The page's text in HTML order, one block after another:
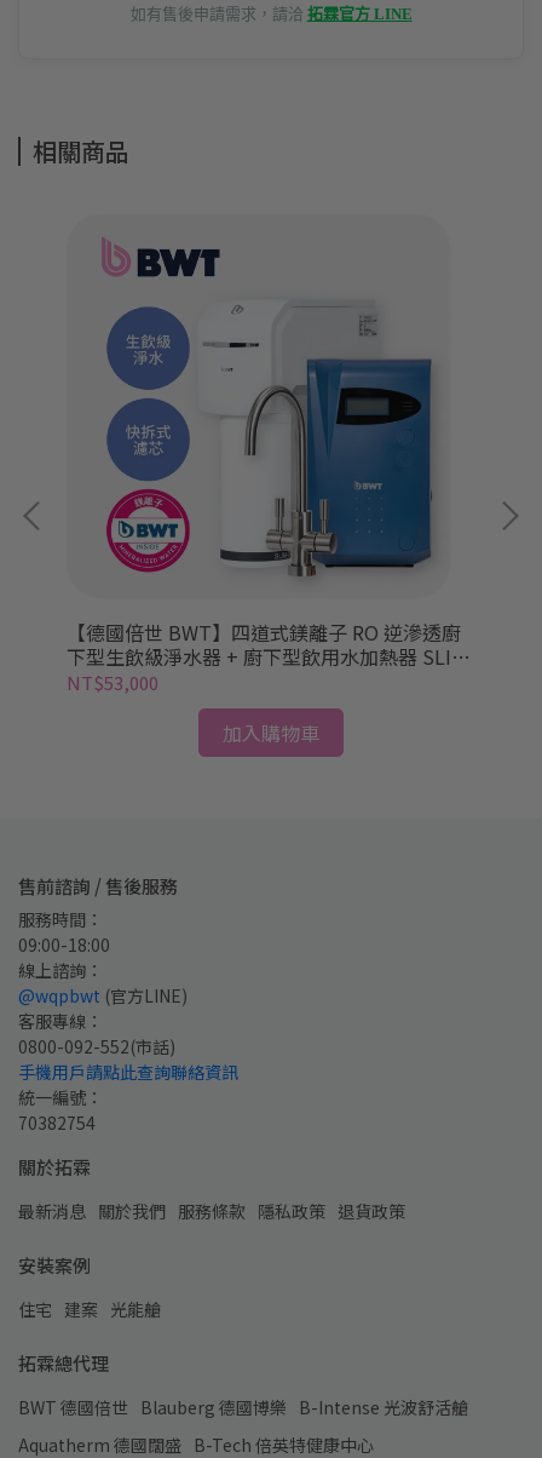
如有售後申請需求，請洽 拓霖官方 LINE
相關商品
【德國倍世 BWT】四道式鎂離子 RO 逆滲透廚
下型生飲級淨水器 + 廚下型飲用水加熱器 SLIM
RO DF P + DWH30A
NT$53,000
加入購物車
售前諮詢 / 售後服務
服務時間：
09:00-18:00
線上諮詢：
@wqpbwt (官方LINE)
客服專線：
0800-092-552(市話)
手機用戶請點此查詢聯絡資訊
統一編號：
70382754
關於拓霖
最新消息 關於我們 服務條款 隱私政策 退貨政策
安裝案例
住宅 建案 光能艙
拓霖總代理
BWT 德國倍世 Blauberg 德國博樂
B-Intense 光波舒活艙
Aquatherm 德國闊盛 B-Tech 倍英特健康中心